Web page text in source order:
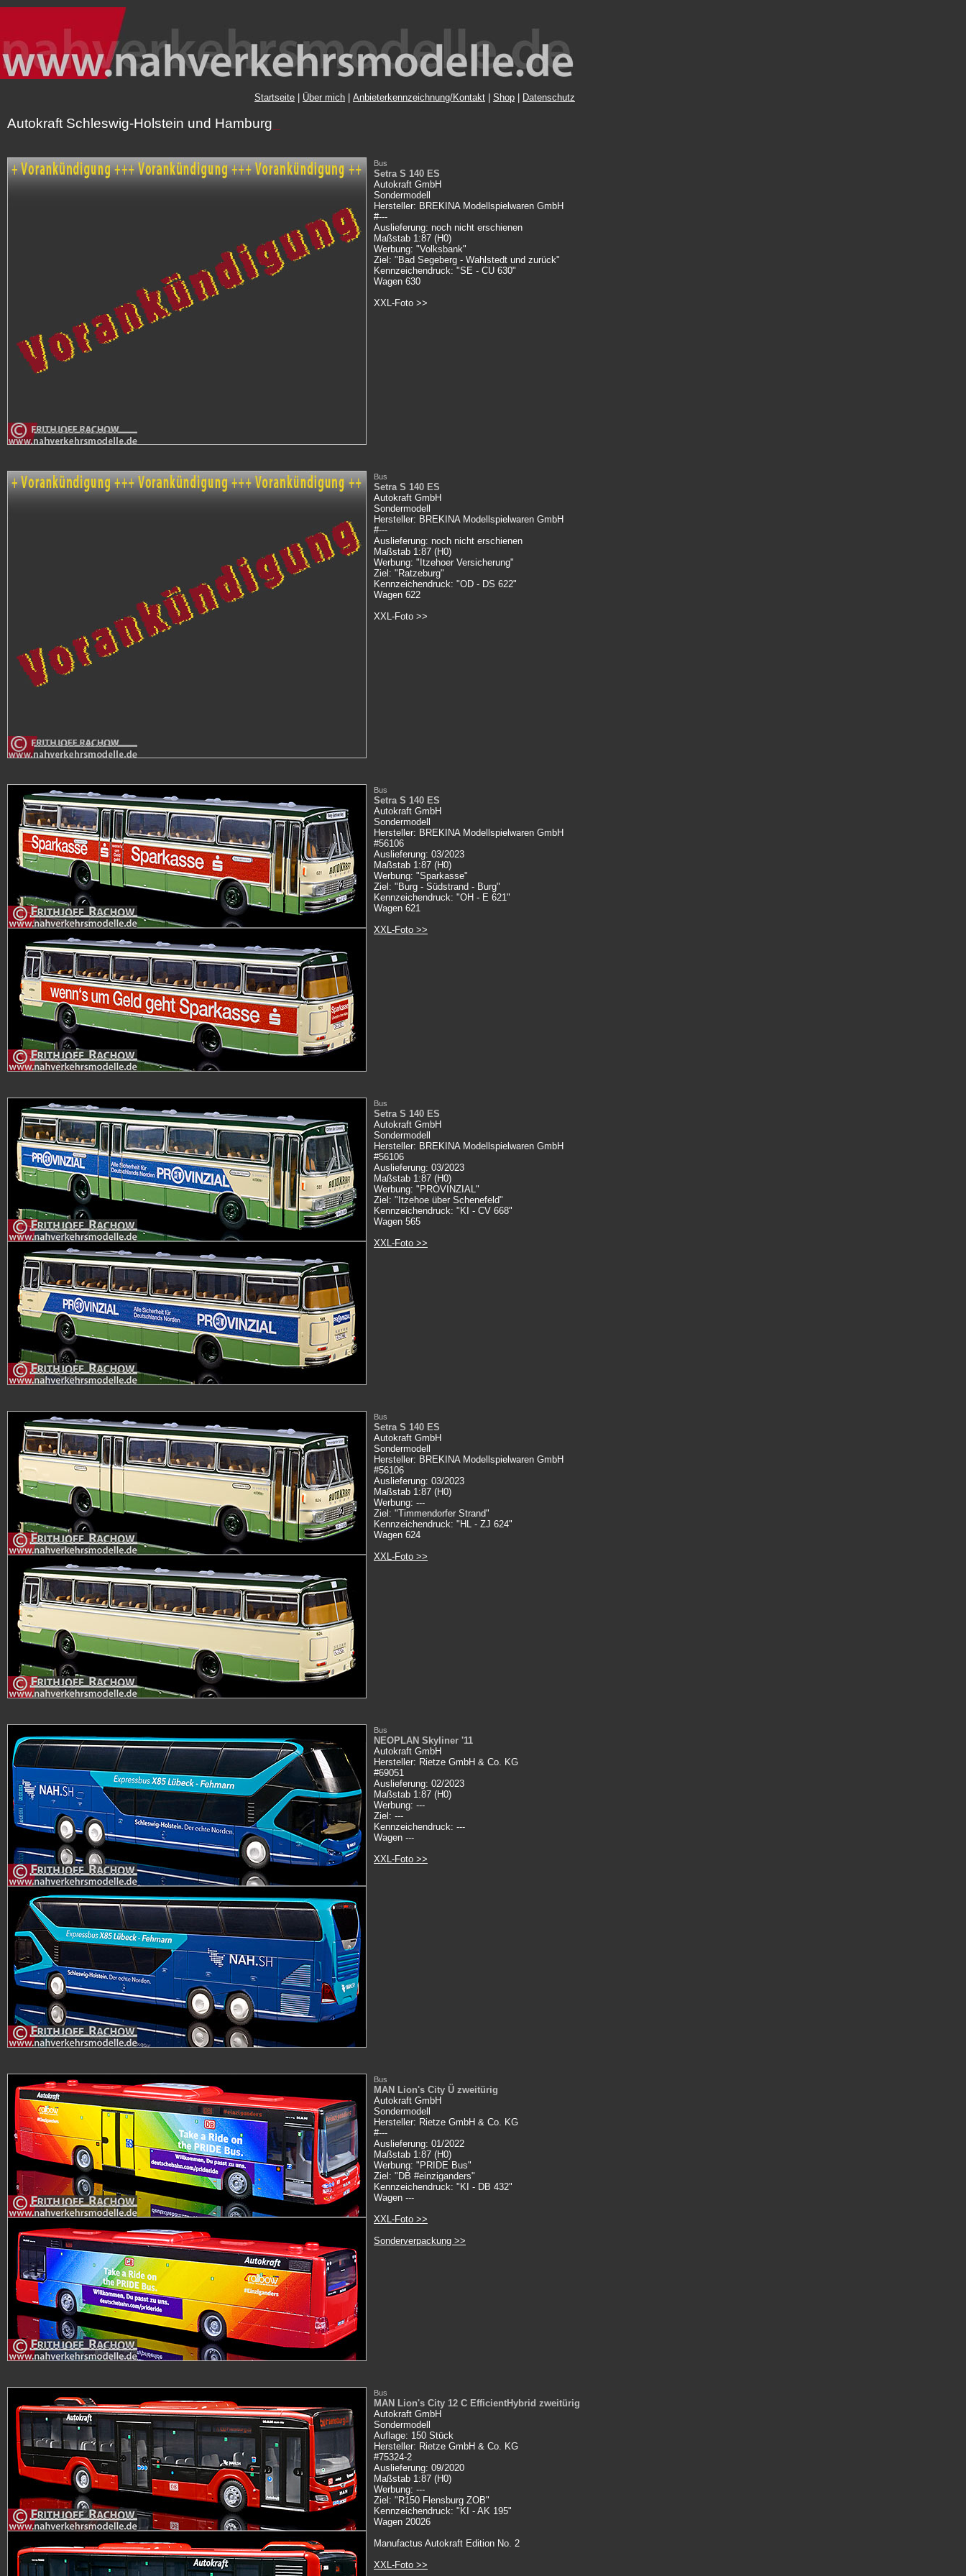
Startseite Über mich Anbieterkennzeichnung/Kontakt Shop Datenschutz
Autokraft Schleswig-Holstein und Hamburg
Bus
Setra S 140 ES
Autokraft GmbH
Sondermodell
Hersteller: BREKINA Modellspielwaren GmbH
#---
Auslieferung: noch nicht erschienen
Maßstab 1:87 (H0)
Werbung: "Volksbank"
Ziel: "Bad Segeberg - Wahlstedt und zurück"
Kennzeichendruck: "SE - CU 630"
Wagen 630
XXL-Foto >>
Bus
Setra S 140 ES
Autokraft GmbH
Sondermodell
Hersteller: BREKINA Modellspielwaren GmbH
#---
Auslieferung: noch nicht erschienen
Maßstab 1:87 (H0)
Werbung: "Itzehoer Versicherung"
Ziel: "Ratzeburg"
Kennzeichendruck: "OD - DS 622"
Wagen 622
XXL-Foto >>
Bus
Setra S 140 ES
Autokraft GmbH
Sondermodell
Hersteller: BREKINA Modellspielwaren GmbH
#56106
Auslieferung: 03/2023
Maßstab 1:87 (H0)
Werbung: "Sparkasse"
Ziel: "Burg - Südstrand - Burg"
Kennzeichendruck: "OH - E 621"
Wagen 621
XXL-Foto >>
Bus
Setra S 140 ES
Autokraft GmbH
Sondermodell
Hersteller: BREKINA Modellspielwaren GmbH
#56106
Auslieferung: 03/2023
Maßstab 1:87 (H0)
Werbung: "PROVINZIAL"
Ziel: "Itzehoe über Schenefeld"
Kennzeichendruck: "KI - CV 668"
Wagen 565
XXL-Foto >>
Bus
Setra S 140 ES
Autokraft GmbH
Sondermodell
Hersteller: BREKINA Modellspielwaren GmbH
#56106
Auslieferung: 03/2023
Maßstab 1:87 (H0)
Werbung: ---
Ziel: "Timmendorfer Strand"
Kennzeichendruck: "HL - ZJ 624"
Wagen 624
XXL-Foto >>
Bus
NEOPLAN Skyliner '11
Autokraft GmbH
Hersteller: Rietze GmbH & Co. KG
#69051
Auslieferung: 02/2023
Maßstab 1:87 (H0)
Werbung: ---
Ziel: ---
Kennzeichendruck: ---
Wagen ---
XXL-Foto >>
Bus
MAN Lion's City Ü zweitürig
Autokraft GmbH
Sondermodell
Hersteller: Rietze GmbH & Co. KG
#---
Auslieferung: 01/2022
Maßstab 1:87 (H0)
Werbung: "PRIDE Bus"
Ziel: "DB #einziganders"
Kennzeichendruck: "KI - DB 432"
Wagen ---
XXL-Foto >>
Sonderverpackung >>
Bus
MAN Lion's City 12 C EfficientHybrid zweitürig
Autokraft GmbH
Sondermodell
Auflage: 150 Stück
Hersteller: Rietze GmbH & Co. KG
#75324-2
Auslieferung: 09/2020
Maßstab 1:87 (H0)
Werbung: ---
Ziel: "R150 Flensburg ZOB"
Kennzeichendruck: "KI - AK 195"
Wagen 20026
Manufactus Autokraft Edition No. 2
XXL-Foto >>